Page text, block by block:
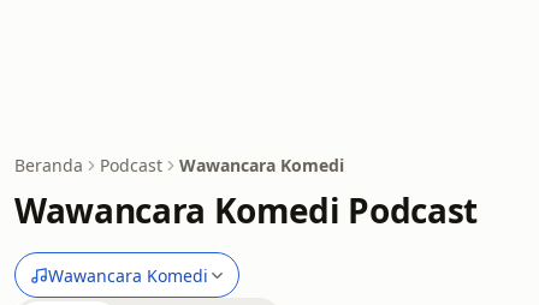
Beranda Podcast Wawancara Komedi
Wawancara Komedi Podcast
Wawancara Komedi